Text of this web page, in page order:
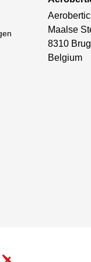
Maalse
8310
Belgium